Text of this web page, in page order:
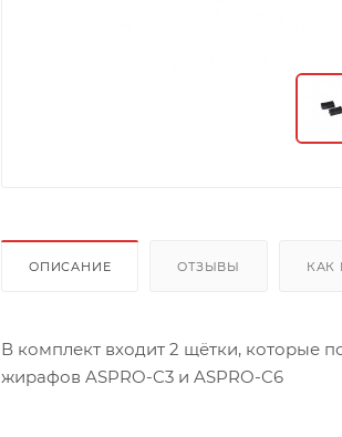
ОПИСАНИЕ ОТЗЫВЫ КАК
В комплект входит 2 щётки, которые
жирафов ASPRO-C3 и ASPRO-C6